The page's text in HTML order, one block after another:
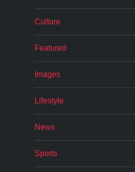
Culture
Featured
Images
Lifestyle
News
Sports